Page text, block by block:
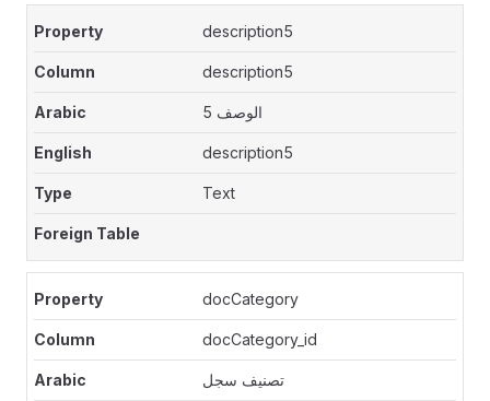
description5
description5
الوصف 5
description5
Text
docCategory
docCategory_id
تصنيف سجل